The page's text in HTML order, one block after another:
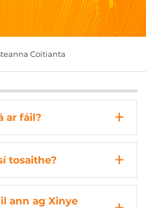
Coitianta
ar fáil?
tosaithe?
ann ag Xinye